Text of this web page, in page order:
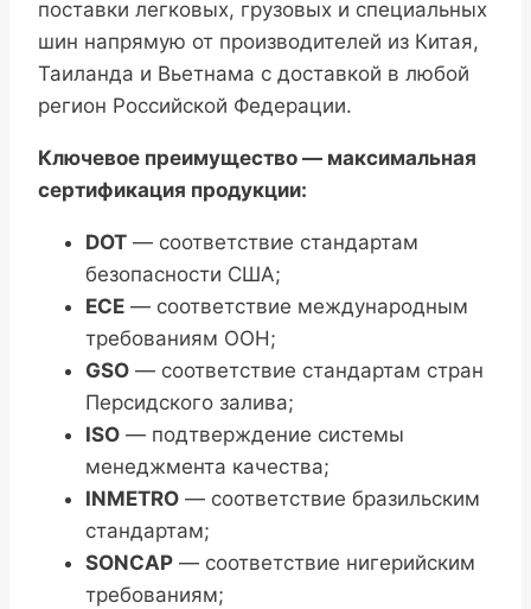
поставки легковых, грузовых и специальных
шин напрямую от производителей из Китая,
Таиланда и Вьетнама с доставкой в любой
регион Российской Федерации.
Ключевое преимущество — максимальная
сертификация продукции:
DOT — соответствие стандартам
безопасности США;
ECE — соответствие международным
требованиям ООН;
GSO — соответствие стандартам стран
Персидского залива;
ISO — подтверждение системы
менеджмента качества;
INMETRO — соответствие бразильским
стандартам;
SONCAP — соответствие нигерийским
требованиям;